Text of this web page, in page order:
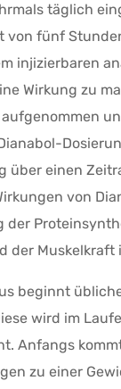
täglich
von fünf
injizierbaren
Wirkung zu
über einen
von
der
der
beginnt
wird im
Anfangs
zu einer